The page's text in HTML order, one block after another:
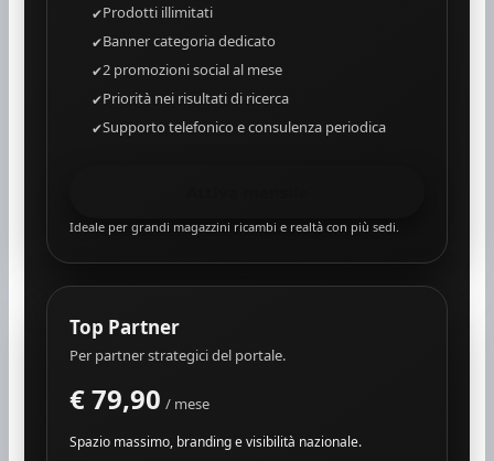
Prodotti illimitati
Banner categoria dedicato
2 promozioni social al mese
Priorità nei risultati di ricerca
Supporto telefonico e consulenza periodica
Ideale per grandi magazzini ricambi e realtà con più sedi.
Top Partner
Per partner strategici del portale.
€ 79,90 / mese
Spazio massimo, branding e visibilità nazionale.